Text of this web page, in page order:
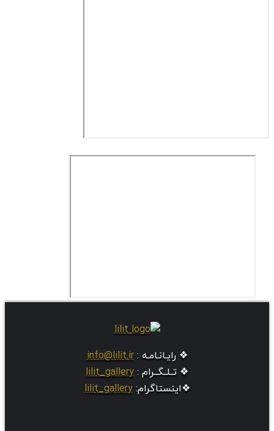
❖ رایـانـامـه : info@lilit.ir
❖ تــلــگــرام : lilit_gallery
❖اینستاگرام: lilit_gallery